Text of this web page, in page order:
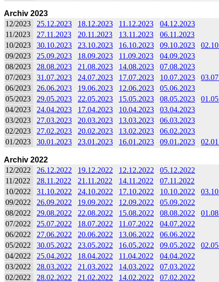
Archiv 2023
12/2023
25.12.2023 18.12.2023 11.12.2023
04.12.2023
11/2023
27.11.2023 20.11.2023 13.11.2023
06.11.2023
10/2023
30.10.2023 23.10.2023 16.10.2023 09.10.2023
09/2023
25.09.2023 18.09.2023 11.09.2023
04.09.2023
08/2023
28.08.2023 21.08.2023 14.08.2023
07.08.2023
07/2023
31.07.2023 24.07.2023 17.07.2023 10.07.2023
06/2023
26.06.2023 19.06.2023 12.06.2023
05.06.2023
05/2023
29.05.2023 22.05.2023 15.05.2023 08.05.2023
04/2023
24.04.2023 17.04.2023 10.04.2023
03.04.2023
03/2023
27.03.2023 20.03.2023 13.03.2023
06.03.2023
02/2023
27.02.2023 20.02.2023 13.02.2023
06.02.2023
01/2023
30.01.2023 23.01.2023 16.01.2023 09.01.2023
Archiv 2022
12/2022
26.12.2022 19.12.2022 12.12.2022
05.12.2022
11/2022
28.11.2022 21.11.2022 14.11.2022
07.11.2022
10/2022
31.10.2022 24.10.2022 17.10.2022 10.10.2022
09/2022
26.09.2022 19.09.2022 12.09.2022
05.09.2022
08/2022
29.08.2022 22.08.2022 15.08.2022 08.08.2022
07/2022
25.07.2022 18.07.2022 11.07.2022
04.07.2022
06/2022
27.06.2022 20.06.2022 13.06.2022
06.06.2022
05/2022
30.05.2022 23.05.2022 16.05.2022 09.05.2022
04/2022
25.04.2022 18.04.2022 11.04.2022
04.04.2022
03/2022
28.03.2022 21.03.2022 14.03.2022
07.03.2022
02/2022
28.02.2022 21.02.2022 14.02.2022
07.02.2022